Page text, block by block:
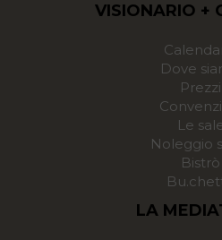
VISIONARIO +
Dove
Prezzi
Le
Noleggio
Bistrò
LA